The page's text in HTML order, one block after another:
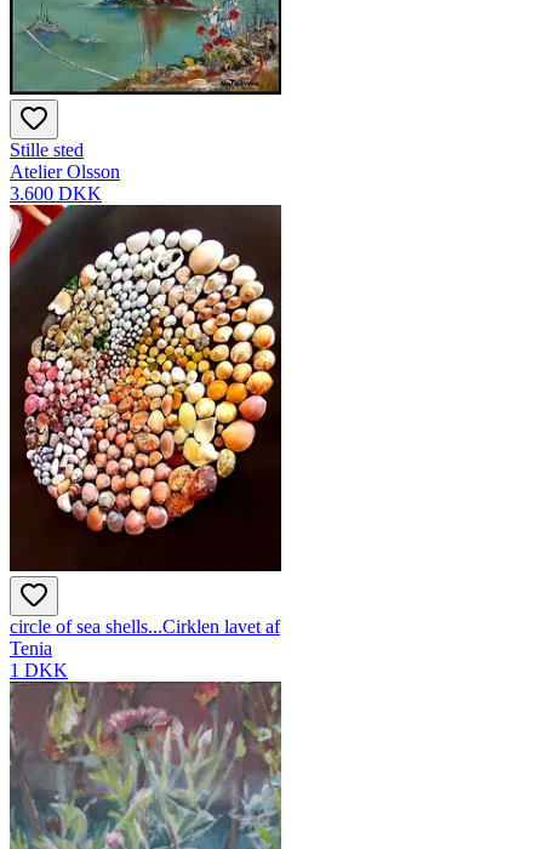
Stille sted
Atelier Olsson
3.600 DKK
circle of sea shells...Cirklen lavet af
Tenia
1 DKK